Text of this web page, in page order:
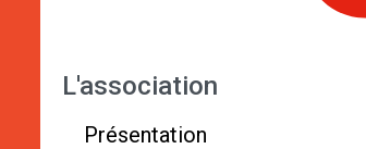
L'association
Présentation